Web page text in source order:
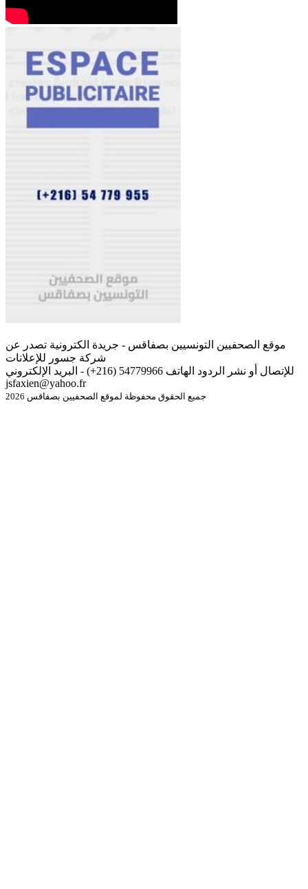
موقع الصحفيين التونسيين بصفاقس - جريدة الكترونية تصدر عن
شركة جسور للإعلانات
للإتصال أو نشر الردود الهاتف 54779966 (216+) - البريد الإلكتروني
jsfaxien@yahoo.fr
جميع الحقوق محفوظة لموقع الصحفيين بصفاقس 2026